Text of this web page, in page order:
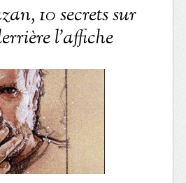
10 secrets sur
l’affiche